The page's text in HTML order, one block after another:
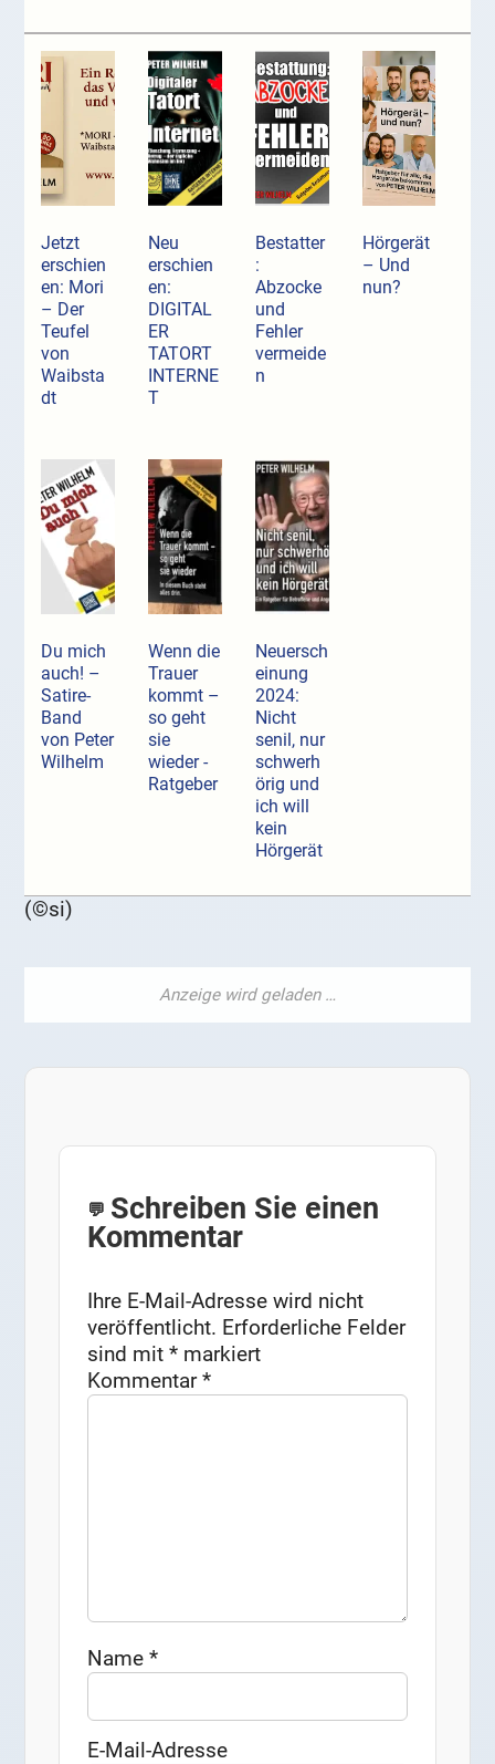
Jetzt
erschien
en: Mori
– Der
Teufel
von
Waibsta
dt
Neu
erschien
en:
DIGITAL
ER
TATORT
INTERNE
T
Bestatter
:
Abzocke
und
Fehler
vermeide
n
Hörgerät
– Und
nun?
Du mich
auch! –
Satire-
Band
von Peter
Wilhelm
Wenn die
Trauer
kommt –
so geht
sie
wieder -
Ratgeber
Neuersch
einung
2024:
Nicht
senil, nur
schwerh
örig und
ich will
kein
Hörgerät
(©si)
Schreiben Sie einen
Kommentar
Ihre E-Mail-Adresse wird nicht
veröffentlicht. Erforderliche Felder
sind mit* markiert
Kommentar*
Name*
E-Mail-Adresse